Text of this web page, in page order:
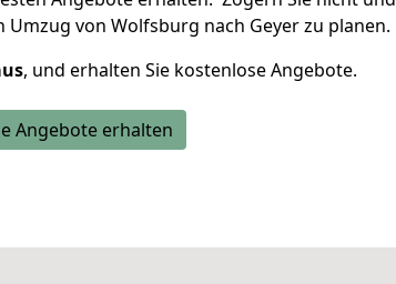
von Wolfsburg nach Geyer zu planen.
, und erhalten Sie kostenlose Angebote.
Angebote erhalten